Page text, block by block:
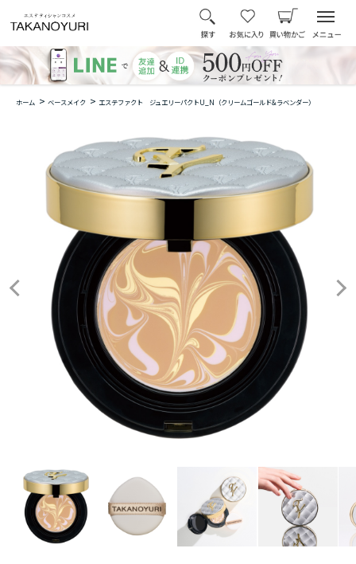
ホーム > ベースメイク > エステファクト ジュエリーパクトU_N（クリームゴールド&ラベンダー）